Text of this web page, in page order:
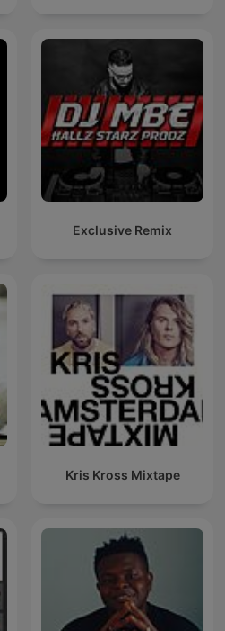
Exclusive Remix
Kris Kross Mixtape